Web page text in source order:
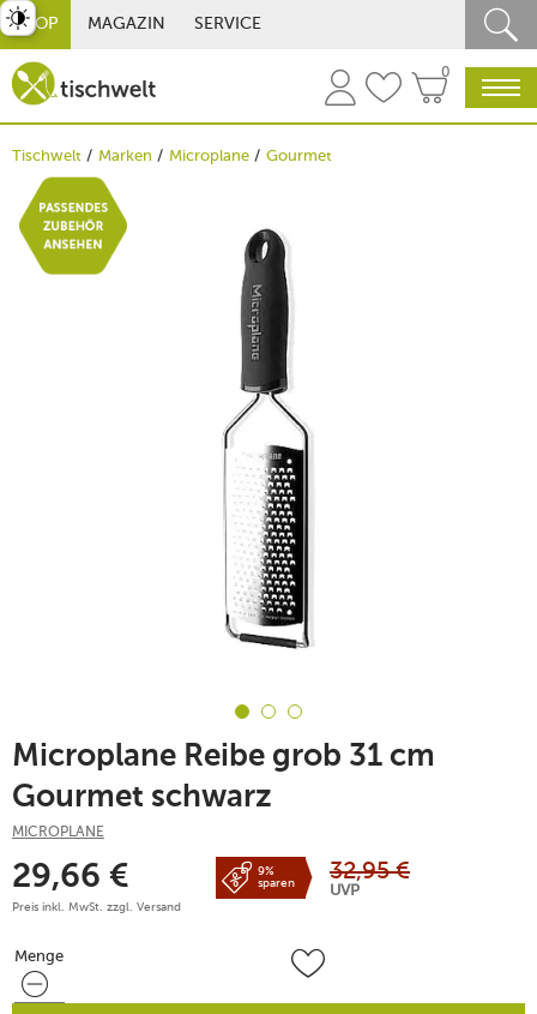
SHOP MAGAZIN SERVICE
0
Tischwelt Marken Microplane Gourmet
Microplane Reibe grob 31 cm
Gourmet schwarz
MICROPLANE
29,66 €
Preis inkl. MwSt. zzgl. Versand
9%
sparen
32,95 €
UVP
Menge
Menge
umschalten